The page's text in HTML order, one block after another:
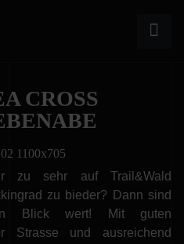
CROSS
zu sehr auf Trail&Wald
zu bieder? Dann sind
Blick wert! Mit guten
Strasse und ausreichend